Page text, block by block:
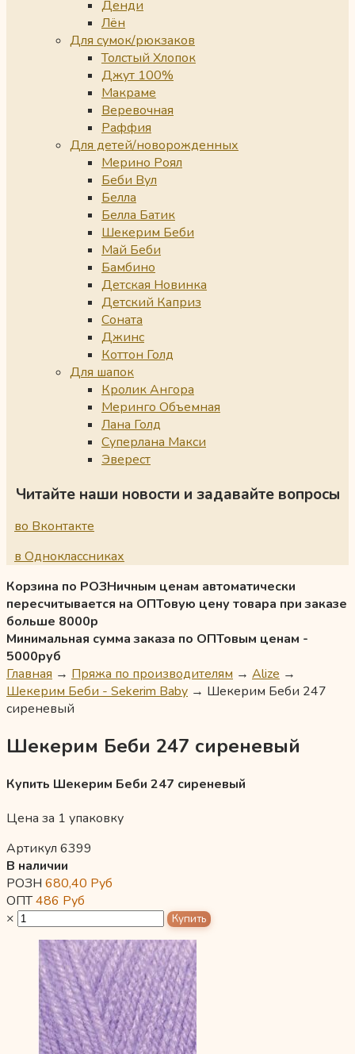
Денди
Лён
Для сумок/рюкзаков
Толстый Хлопок
Джут 100%
Макраме
Веревочная
Раффия
Для детей/новорожденных
Мерино Роял
Беби Вул
Белла
Белла Батик
Шекерим Беби
Май Беби
Бамбино
Детская Новинка
Детский Каприз
Соната
Джинс
Коттон Голд
Для шапок
Кролик Ангора
Меринго Объемная
Лана Голд
Суперлана Макси
Эверест
Читайте наши новости и задавайте вопросы
во Вконтакте
в Одноклассниках
Корзина по РОЗНичным ценам автоматически
пересчитывается на ОПТовую цену товара при заказе
больше 8000р
Минимальная сумма заказа по ОПТовым ценам -
5000руб
Главная → Пряжа по производителям → Alize →
Шекерим Беби - Sekerim Baby → Шекерим Беби 247
сиреневый
Шекерим Беби 247 сиреневый
Купить Шекерим Беби 247 сиреневый
Цена за 1 упаковку
Артикул 6399
В наличии
РОЗН 680,40 Руб
ОПТ486 Руб
×